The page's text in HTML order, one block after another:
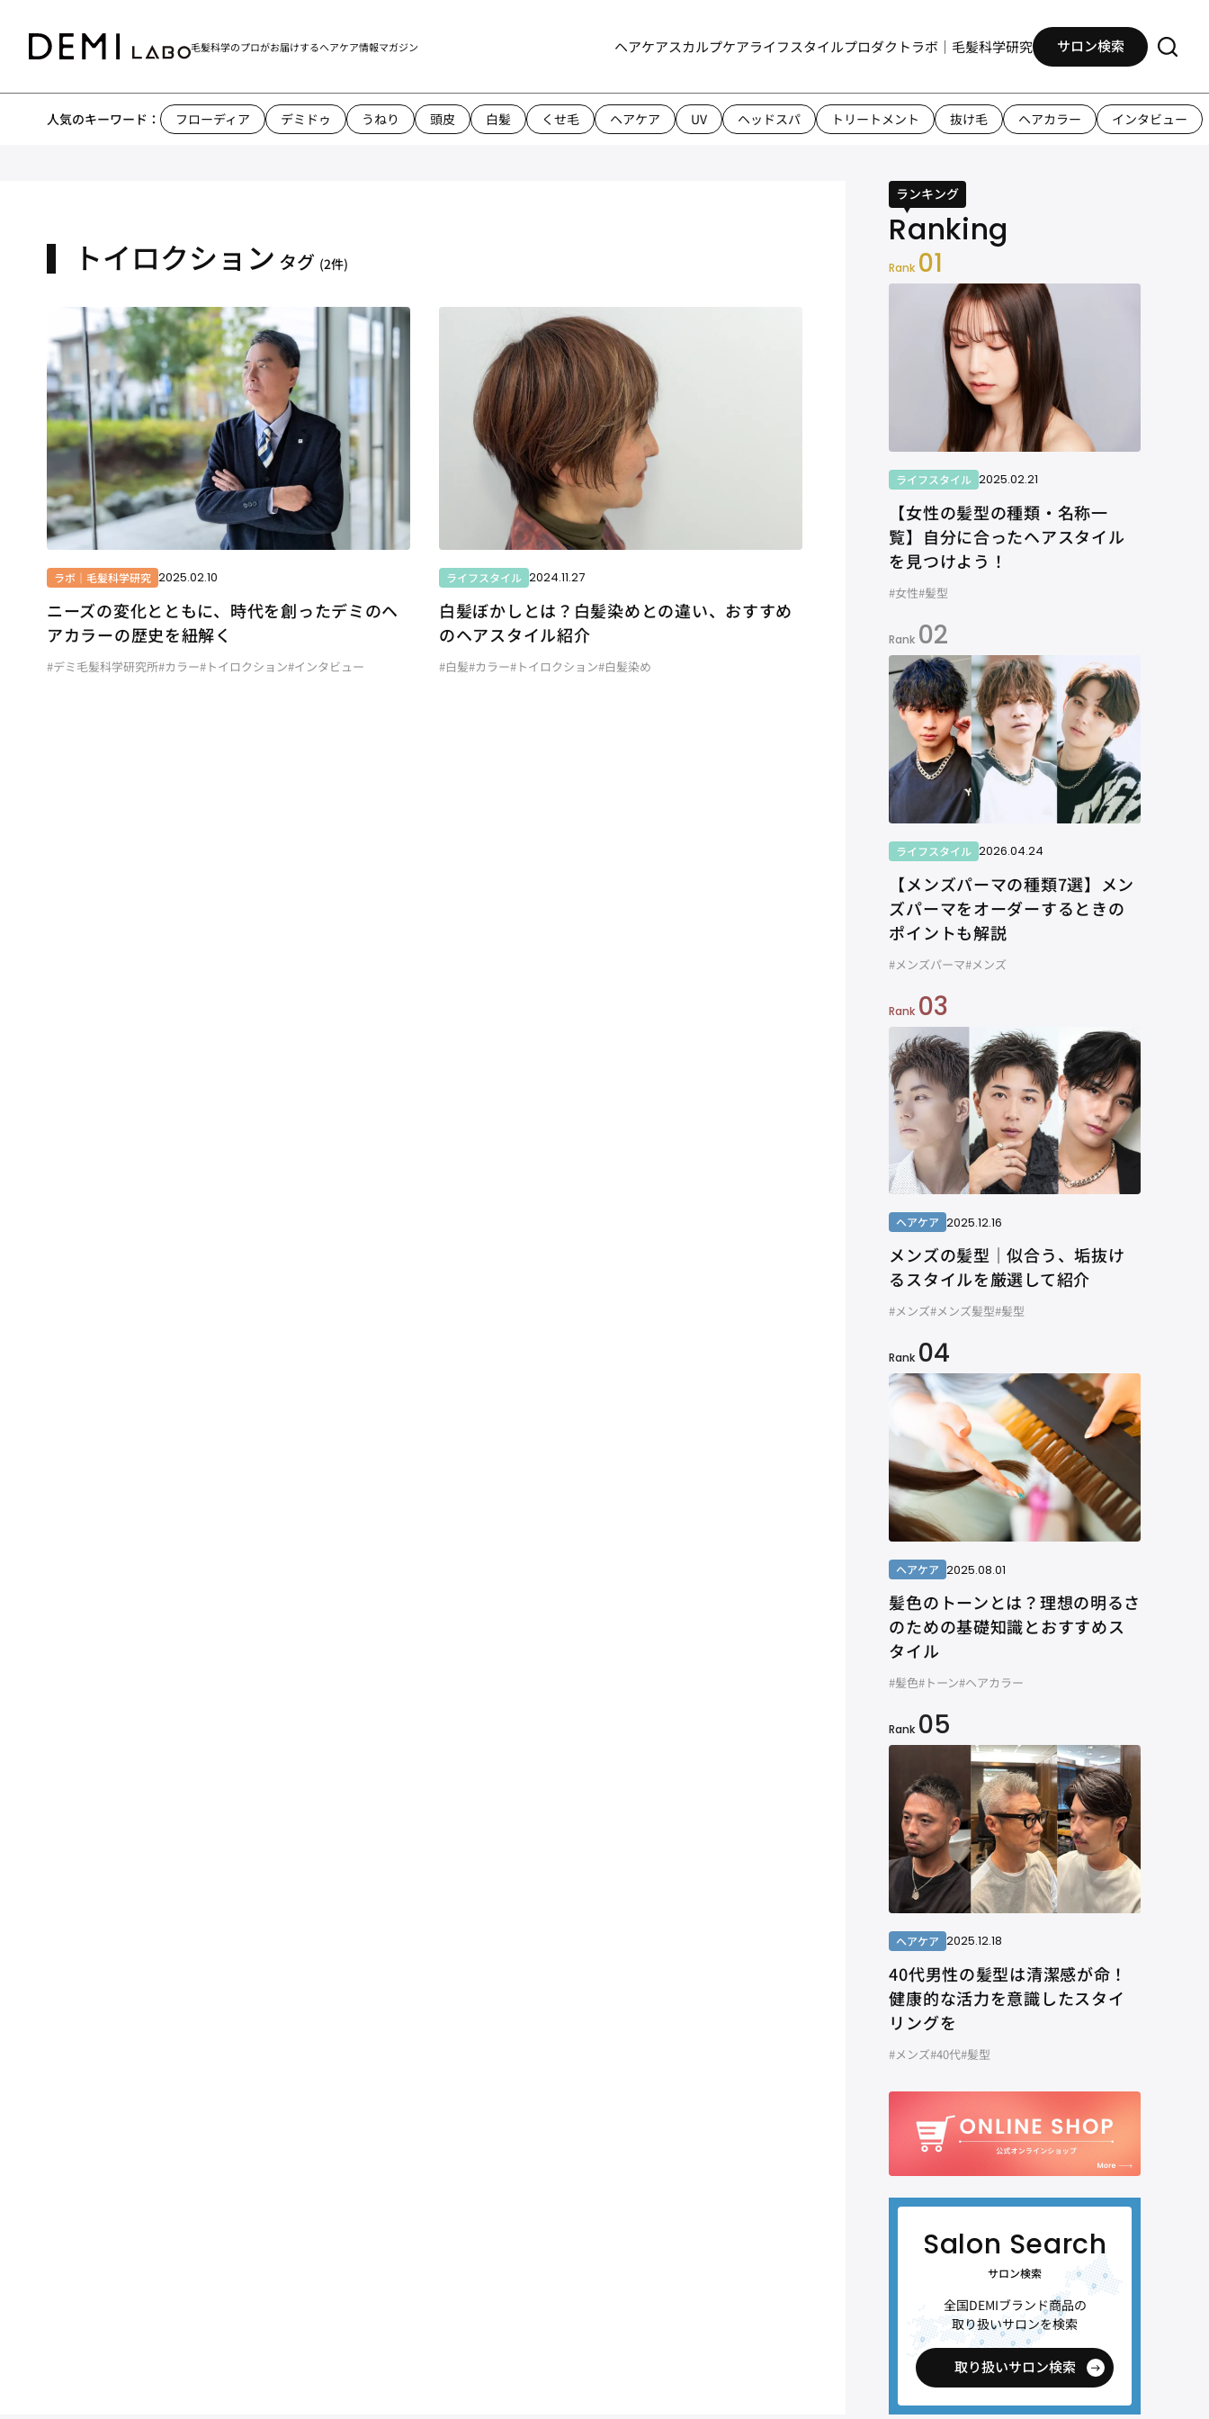
毛髪科学のプロがお届けするヘアケア情報マガジン ヘアケアスカルプケアライフスタイルプロダクトラボ｜毛髪科学研究 サロン検索
人気のキーワード： フローディア デミドゥ うねり 頭皮 白髪 くせ毛 ヘアケア UV ヘッドスパ トリートメント 抜け毛 ヘアカラー インタビュー
トイロクション タグ (2件)
ラボ｜毛髪科学研究 2025.02.10
ニーズの変化とともに、時代を創ったデミのヘ
アカラーの歴史を紐解く
#デミ毛髪科学研究所#カラー#トイロクション#インタビュー
ライフスタイル 2024.11.27
白髪ぼかしとは？白髪染めとの違い、おすすめ
のヘアスタイル紹介
#白髪#カラー#トイロクション#白髪染め
ランキング
Rank 01
ライフスタイル 2025.02.21
【女性の髪型の種類・名称一
覧】自分に合ったヘアスタイル
を見つけよう！
#女性#髪型
Rank 02
ライフスタイル 2026.04.24
【メンズパーマの種類7選】メン
ズパーマをオーダーするときの
ポイントも解説
#メンズパーマ#メンズ
Rank 03
ヘアケア 2025.12.16
メンズの髪型｜似合う、垢抜け
るスタイルを厳選して紹介
#メンズ#メンズ髪型#髪型
Rank 04
ヘアケア 2025.08.01
髪色のトーンとは？理想の明るさ
のための基礎知識とおすすめス
タイル
#髪色#トーン#ヘアカラー
Rank 05
ヘアケア 2025.12.18
40代男性の髪型は清潔感が命！
健康的な活力を意識したスタイ
リングを
#メンズ#40代#髪型
サロン検索
全国DEMIブランド商品の
取り扱いサロンを検索
取り扱いサロン検索